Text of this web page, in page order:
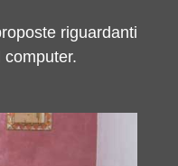
riguardanti